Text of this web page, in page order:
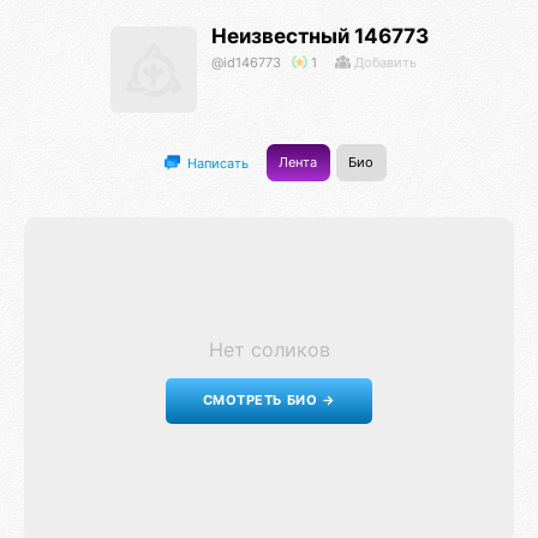
Неизвестный 146773
@id146773 1 Добавить
Написать Лента Био
Нет соликов
СМОТРЕТЬ БИО →